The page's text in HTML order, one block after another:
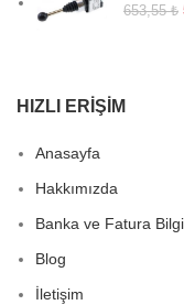
653,55₺
HIZLI ERIŞIM
Anasayfa
Hakkımızda
Banka ve Fatura
Blog
İletişim